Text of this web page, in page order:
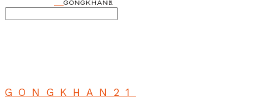
GONGKHAN21